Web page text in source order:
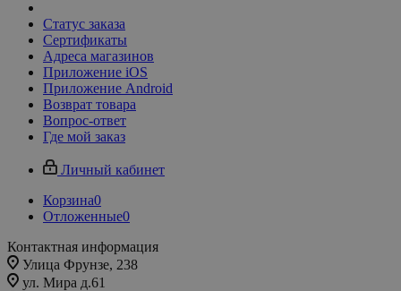
Статус заказа
Сертификаты
Адреса магазинов
Приложение iOS
Приложение Android
Возврат товара
Вопрос-ответ
Где мой заказ
Личный кабинет
Корзина0
Отложенные0
Контактная информация
Улица Фрунзе, 238​
ул. Мира д.61